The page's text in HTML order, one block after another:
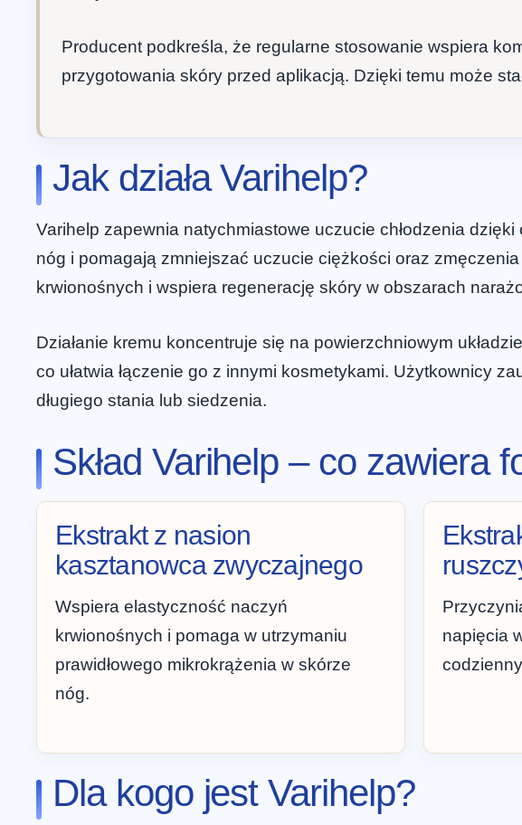
Producent podkreśla, że regularne stosowanie wspiera
przygotowania skóry przed aplikacją. Dzięki temu może
Jak działa Varihelp?
Varihelp zapewnia natychmiastowe uczucie chłodzenia
nóg i pomagają zmniejszać uczucie ciężkości oraz
krwionośnych i wspiera regenerację skóry w obszarach
Działanie kremu koncentruje się na powierzchniowym
co ułatwia łączenie go z innymi kosmetykami. Użytkownicy
długiego stania lub siedzenia.
Skład Varihelp – co zawiera
Ekstrakt z nasion
kasztanowca zwyczajnego
Wspiera elastyczność naczyń
krwionośnych i pomaga w utrzymaniu
prawidłowego mikrokrążenia w skórze
nóg.
napięcia
Dla kogo jest Varihelp?